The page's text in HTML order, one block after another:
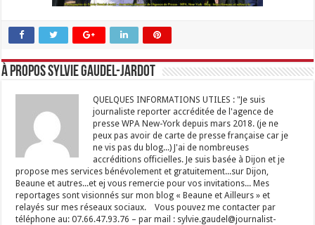
À propos Sylvie GAUDEL-JARDOT
QUELQUES INFORMATIONS UTILES : "Je suis
journaliste reporter accréditée de l'agence de
presse WPA New-York depuis mars 2018. (je ne
peux pas avoir de carte de presse française car je
ne vis pas du blog...) J'ai de nombreuses
accréditions officielles. Je suis basée à Dijon et je
propose mes services bénévolement et gratuitement...sur Dijon,
Beaune et autres...et ej vous remercie pour vos invitations... Mes
reportages sont visionnés sur mon blog « Beaune et Ailleurs » et
relayés sur mes réseaux sociaux. Vous pouvez me contacter par
téléphone au: 07.66.47.93.76 – par mail : sylvie.gaudel@journalist-